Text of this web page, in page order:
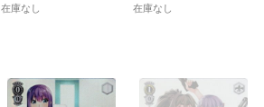
在庫なし 在庫なし